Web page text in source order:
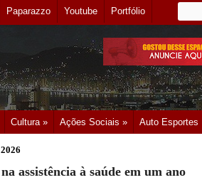
Paparazzo Youtube Portfólio
Cultura » Ações Sociais » Auto Esportes
assistência à saúde em um ano